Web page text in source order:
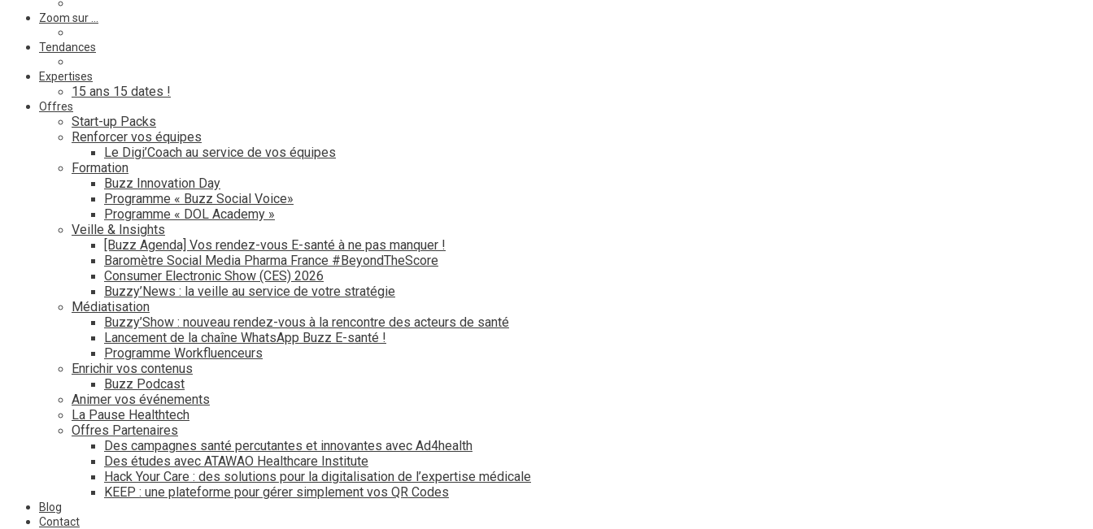
Zoom sur …
Tendances
Expertises
15 ans 15 dates !
Offres
Start-up Packs
Renforcer vos équipes
Le Digi’Coach au service de vos équipes
Formation
Buzz Innovation Day
Programme « Buzz Social Voice»
Programme « DOL Academy »
Veille & Insights
[Buzz Agenda] Vos rendez-vous E-santé à ne pas manquer !
Baromètre Social Media Pharma France #BeyondTheScore
Consumer Electronic Show (CES) 2026
Buzzy’News : la veille au service de votre stratégie
Médiatisation
Buzzy’Show : nouveau rendez-vous à la rencontre des acteurs de santé
Lancement de la chaîne WhatsApp Buzz E-santé !
Programme Workfluenceurs
Enrichir vos contenus
Buzz Podcast
Animer vos événements
La Pause Healthtech
Offres Partenaires
Des campagnes santé percutantes et innovantes avec Ad4health
Des études avec ATAWAO Healthcare Institute
Hack Your Care : des solutions pour la digitalisation de l’expertise médicale
KEEP : une plateforme pour gérer simplement vos QR Codes
Blog
Contact